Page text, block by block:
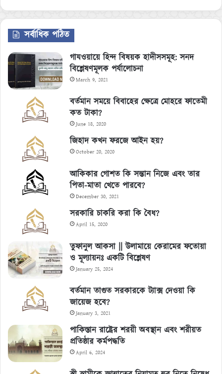
সর্বাধিক পঠিত
গাযওয়ায়ে হিন্দ বিষয়ক হাদীসসমূহ: সনদ
বিশ্লেষণমূলক পর্যালোচনা
March 9, 2021
বর্তমান সময়ে বিবাহের ক্ষেত্রে মোহরে ফাতেমী
কত টাকা?
June 18, 2020
জিহাদ কখন ফরজে আইন হয়?
October 20, 2020
আকিকার গোশত কি সন্তান নিজে এবং তার
পিতা-মাতা খেতে পারবে?
December 30, 2021
সরকারি চাকরি করা কি বৈধ?
April 15, 2020
তুফানুল আকসা || উলামায়ে কেরামের ফতোয়া
ও মূল্যায়নঃ একটি বিশ্লেষণ
January 25, 2024
বর্তমান তাগুত সরকারকে ট্যাক্স দেওয়া কি
জায়েজ হবে?
January 3, 2021
পাকিস্তান রাষ্ট্রের শরয়ী অবস্থান এবং শরীয়ত
প্রতিষ্ঠার কর্মপদ্ধতি
April 6, 2024